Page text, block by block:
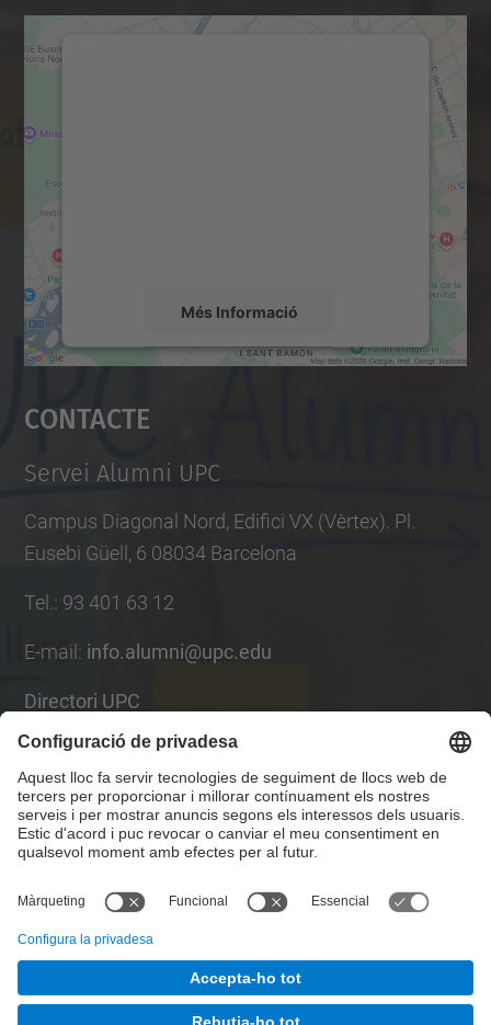
Més Informació
Accepta
powered by
Contacte
Servei Alumni UPC
Campus Diagonal Nord, Edifici VX (Vèrtex). Pl.
Eusebi Güell, 6 08034 Barcelona
Tel. : 93 401 63 12
E-mail : info.alumni@upc.edu
Directori UPC
Formulari de contacte
Llista Xarxes Socials